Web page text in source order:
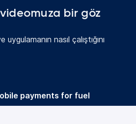
videomuza bir göz
nasıl çalıştığını
payments for fuel